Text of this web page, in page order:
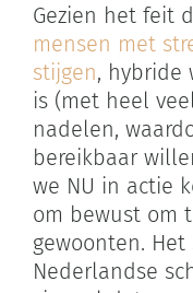
Gezien het feit
mensen met
stijgen, hybride
is (met heel
nadelen,
bereikbaar
we NU in actie
om bewust om
gewoonten.
Nederlandse